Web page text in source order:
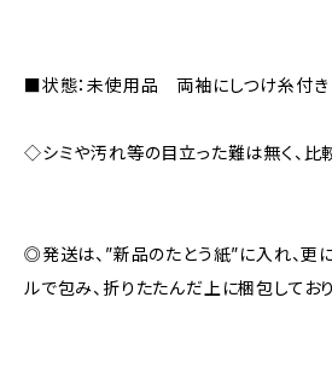
■状態：未使用品 両袖にしつけ糸付き
◇シミや汚れ等の目立った難は無く、比
◎発送は、”新品のたとう紙”に入れ、更
ルで包み、折りたたんだ上に梱包しており